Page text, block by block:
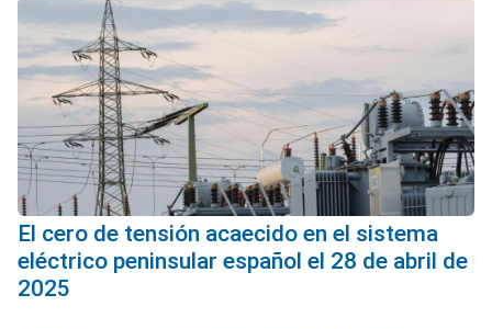
El cero de tensión acaecido en el sistema
eléctrico peninsular español el 28 de abril de
2025